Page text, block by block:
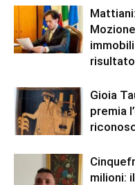
Gioia
premia
milioni: